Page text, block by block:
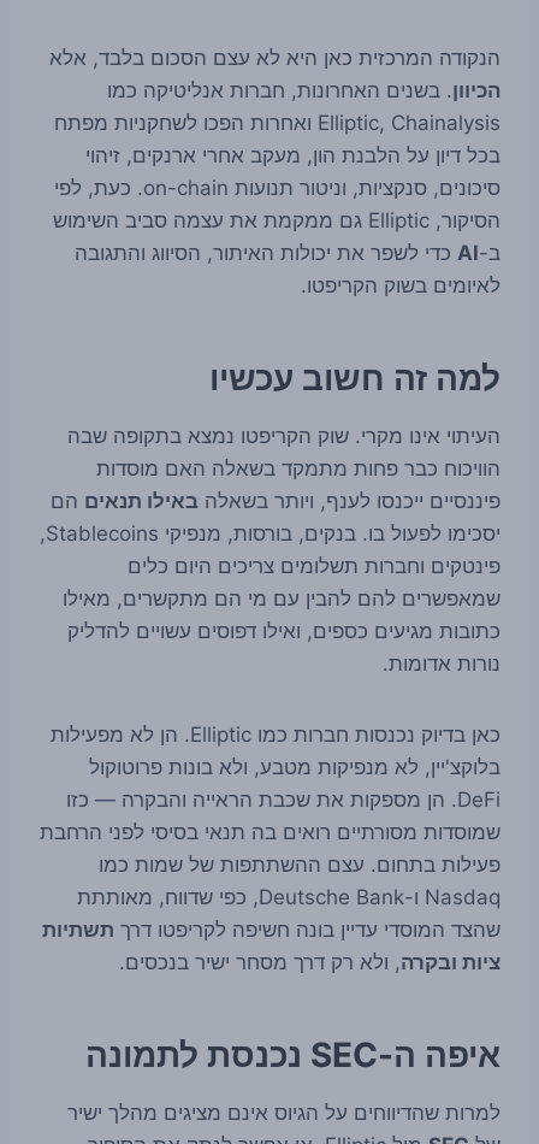
הנקודה המרכזית כאן היא לא עצם הסכום בלבד, אלא
הכיוון. בשנים האחרונות, חברות אנליטיקה כמו
Elliptic, Chainalysis ואחרות הפכו לשחקניות מפתח
בכל דיון על הלבנת הון, מעקב אחרי ארנקים, זיהוי
סיכונים, סנקציות, וניטור תנועות on-chain. כעת, לפי
הסיקור, Elliptic גם ממקמת את עצמה סביב השימוש
ב-AI כדי לשפר את יכולות האיתור, הסיווג והתגובה
לאיומים בשוק הקריפטו.
למה זה חשוב עכשיו
העיתוי אינו מקרי. שוק הקריפטו נמצא בתקופה שבה
הוויכוח כבר פחות מתמקד בשאלה האם מוסדות
פיננסיים ייכנסו לענף, ויותר בשאלה באילו תנאים הם
יסכימו לפעול בו. בנקים, בורסות, מנפיקי Stablecoins,
פינטקים וחברות תשלומים צריכים היום כלים
שמאפשרים להם להבין עם מי הם מתקשרים, מאילו
כתובות מגיעים כספים, ואילו דפוסים עשויים להדליק
נורות אדומות.
כאן בדיוק נכנסות חברות כמו Elliptic. הן לא מפעילות
בלוקצ'יין, לא מנפיקות מטבע, ולא בונות פרוטוקול
DeFi. הן מספקות את שכבת הראייה והבקרה — כזו
שמוסדות מסורתיים רואים בה תנאי בסיסי לפני הרחבת
פעילות בתחום. עצם ההשתתפות של שמות כמו
Nasdaq ו-Deutsche Bank, כפי שדווח, מאותתת
שהצד המוסדי עדיין בונה חשיפה לקריפטו דרך תשתיות
ציות ובקרה, ולא רק דרך מסחר ישיר בנכסים.
איפה ה-SEC נכנסת לתמונה
למרות שהדיווחים על הגיוס אינם מציגים מהלך ישיר